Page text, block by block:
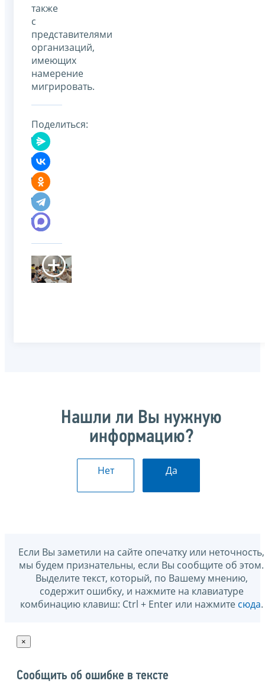
также
с
представителями
организаций,
имеющих
намерение
мигрировать.
Поделиться:
Нашли ли Вы нужную
информацию?
Нет Да
Если Вы заметили на сайте опечатку или неточность,
мы будем признательны, если Вы сообщите об этом.
Выделите текст, который, по Вашему мнению,
содержит ошибку, и нажмите на клавиатуре
комбинацию клавиш: Ctrl + Enter или нажмите сюда.
×
Сообщить об ошибке в тексте